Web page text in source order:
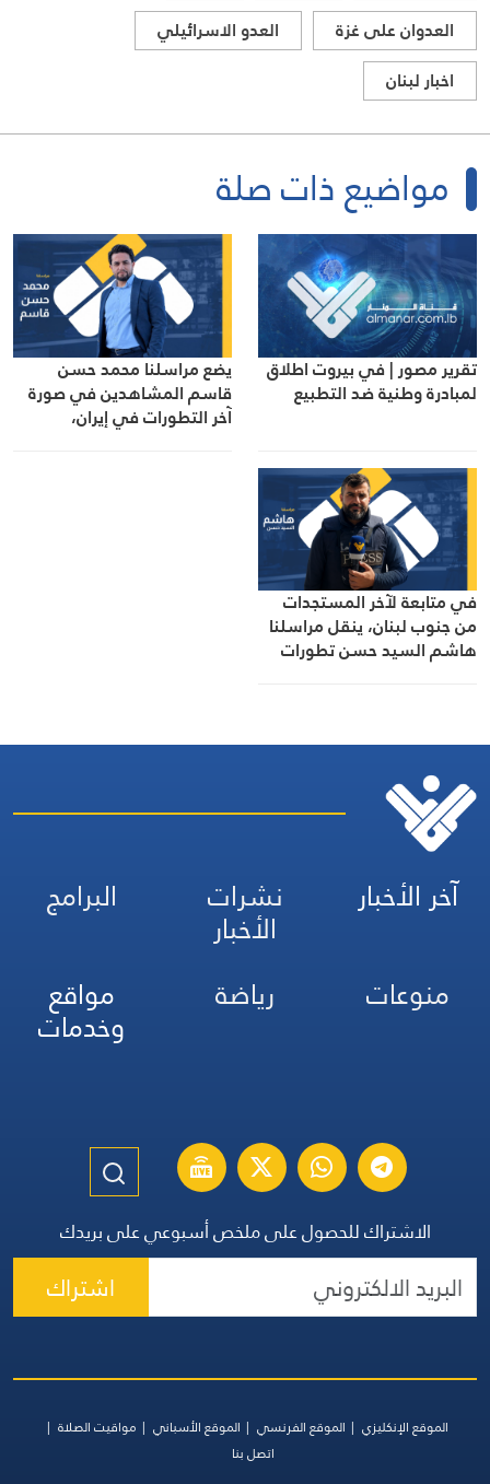
العدوان على غزة
العدو الاسرائيلي
اخبار لبنان
مواضيع ذات صلة
تقرير مصور | في بيروت اطلاق
لمبادرة وطنية ضد التطبيع
يضع مراسلنا محمد حسن
قاسم المشاهدين في صورة
آخر التطورات في إيران،
في متابعة لآخر المستجدات
من جنوب لبنان، ينقل مراسلنا
هاشم السيد حسن تطورات
آخر الأخبار نشرات
الأخبار
البرامج
منوعات
رياضة مواقع
وخدمات
الاشتراك للحصول على ملخص أسبوعي على بريدك
اشتراك
الموقع الإنكليزي الموقع الفرنسي الموقع الأسباني
مواقيت الصلاة
اتصل بنا